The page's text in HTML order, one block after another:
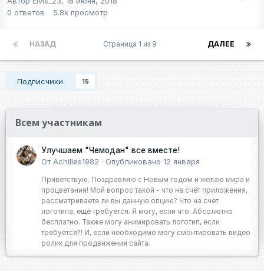
0 ответов 5.8k просмотр
НАЗАД ДАЛЕЕ
Страница 1 из 9
Подписчики 15
Всем участникам
Улучшаем "Чемодан" все вместе!
От Achilles1982 · Опубликовано 12 января
Приветствую. Поздравляю с Новым годом и желаю мира и
процветания! Мой вопрос такой - что на счёт приложения,
рассматриваете ли вы данную опцию? Что на счёт
логотипа, ещё требуется. Я могу, если что. Абсолютно
бесплатно. Также могу анимировать логотип, если
требуется?! И, если необходимо могу смонтировать видео
ролик для продвижения сайта.